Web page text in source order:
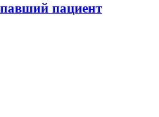
пациент